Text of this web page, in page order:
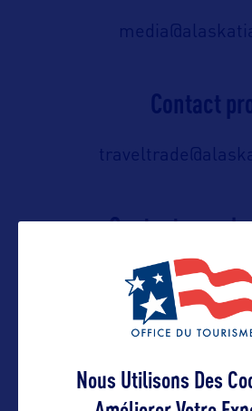
Contact
Contact grand
Nous Utilisons Des